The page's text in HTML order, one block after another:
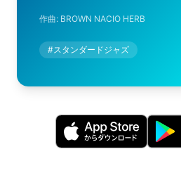
作曲: BROWN NACIO HERB
#スタンダードジャズ